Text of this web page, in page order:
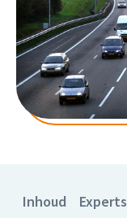
Inhoud Experts